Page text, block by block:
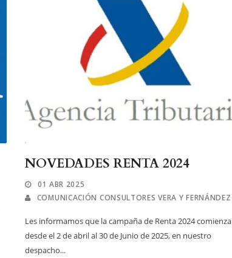
NOVEDADES RENTA 2024
01 ABR 2025
COMUNICACIÓN CONSULTORES VERA Y FERNÁNDEZ
Les informamos que la campaña de Renta 2024 comienza
desde el 2 de abril al 30 de Junio de 2025, en nuestro
despacho...